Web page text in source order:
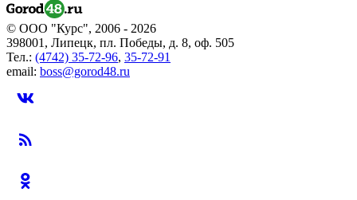
© ООО "Курс", 2006 - 2026
398001, Липецк, пл. Победы, д. 8, оф. 505
Тел.: (4742) 35-72-96, 35-72-91
email: boss@gorod48.ru